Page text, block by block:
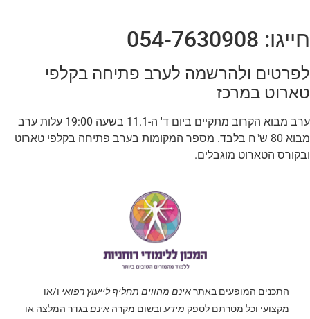
חייגו: 054-7630908
לפרטים ולהרשמה לערב פתיחה בקלפי
טארוט במרכז
ערב מבוא הקרוב מתקיים ביום ד' ה-11.1 בשעה 19:00 עלות ערב
מבוא 80 ש"ח בלבד. מספר המקומות בערב פתיחה בקלפי טארוט
ובקורס הטארוט מוגבלים.
התכנים המופעים באתראינם מהווים תחליף לייעוץ רפואי ו/או
מקצועי וכל מטרתם לספק מידעובשום מקרה אינםבגדר המלצה או